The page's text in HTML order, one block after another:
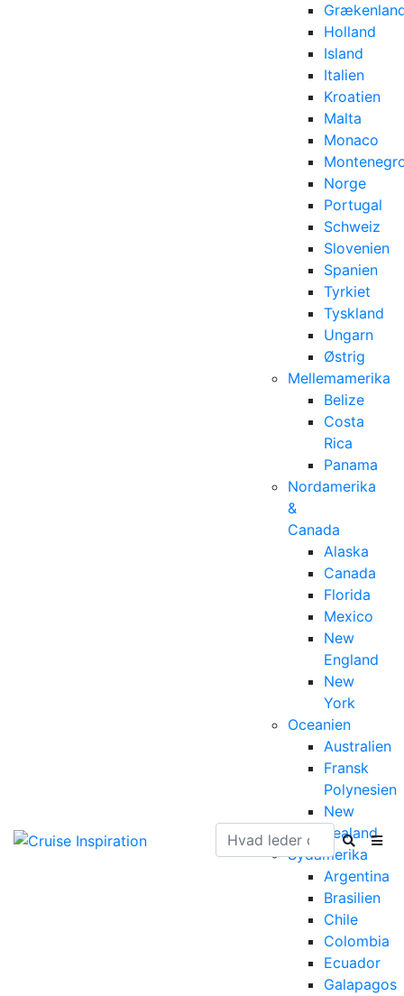
Holland
Island
Italien
Kroatien
Malta
Monaco
Norge
Portugal
Schweiz
Slovenien
Spanien
Tyrkiet
Tyskland
Ungarn
Østrig
Mellemamerika
Belize
Costa
Rica
Panama
Nordamerika
&
Canada
Alaska
Canada
Florida
Mexico
New
England
New
York
Oceanien
Australien
Fransk
Polynesien
New
Zealand
Sydamerika
Argentina
Brasilien
Chile
Colombia
Ecuador
Galapagos